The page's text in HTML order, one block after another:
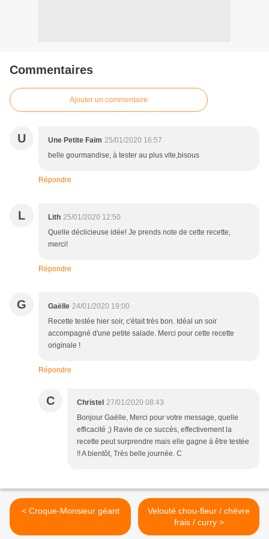
Commentaires
Ajouter un commentaire
U Une Petite Faim 25/01/2020 16:57
belle gourmandise, à tester au plus vite,bisous
Répondre
L Lith 25/01/2020 12:50
Quelle déclicieuse idée! Je prends note de cette recette,
merci!
Répondre
G Gaëlle 24/01/2020 19:00
Recette testée hier soir, c'était très bon. Idéal un soir
accompagné d'une petite salade. Merci pour cette recette
originale !
Répondre
C Christel 27/01/2020 08:43
Bonjour Gaëlle, Merci pour votre message, quelle
efficacité ;) Ravie de ce succès, effectivement la
recette peut surprendre mais elle gagne à être testée
!! A bientôt, Très belle journée. C
< Croque-Monsieur géant
Velouté chou-fleur / chèvre
frais / curry >